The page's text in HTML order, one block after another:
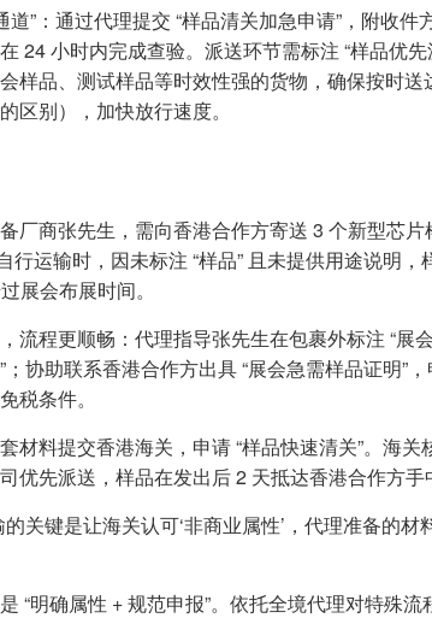
道”：通过代理提交 “样品清关加急申请”，附收
24 小时内完成查验。派送环节需标注 “样品优
样品、测试样品等时效性强的货物，确保按时
区别），加快放行速度。
厂商张先生，需向香港合作方寄送 3 个新型芯
行运输时，因未标注 “样品” 且未提供用途说明
展会布展时间。
流程更顺畅：代理指导张先生在包裹外标注 “展
协助联系香港合作方出具 “展会急需样品证明”
税条件。
材料提交香港海关，申请 “样品快速清关”。海
优先派送，样品在发出后 2 天抵达香港合作方手
关键是让海关认可‘非商业属性’，代理准备的
“明确属性 + 规范申报”。依托全境代理对特殊